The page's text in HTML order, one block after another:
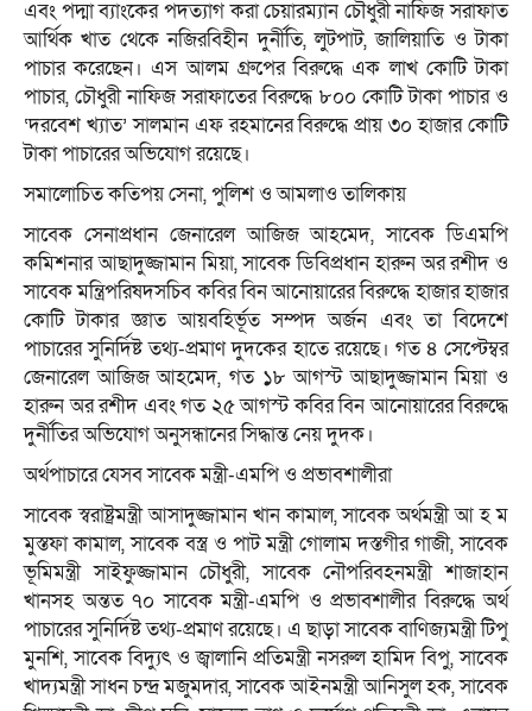
এবং পদ্মা ব্যাংকের পদত্যাগ করা চেয়ারম্যান চৌধুরী নাফিজ সরাফাত
আর্থিক খাত থেকে নজিরবিহীন দুর্নীতি, লুটপাট, জালিয়াতি ও টাকা
পাচার করেছেন। এস আলম গ্রুপের বিরুদ্ধে এক লাখ কোটি টাকা
পাচার, চৌধুরী নাফিজ সরাফাতের বিরুদ্ধে ৮০০ কোটি টাকা পাচার ও
‘দরবেশ খ্যাত’ সালমান এফ রহমানের বিরুদ্ধে প্রায় ৩০ হাজার কোটি
টাকা পাচারের অভিযোগ রয়েছে।
সমালোচিত কতিপয় সেনা, পুলিশ ও আমলাও তালিকায়
সাবেক সেনাপ্রধান জেনারেল আজিজ আহমেদ, সাবেক ডিএমপি
কমিশনার আছাদুজ্জামান মিয়া, সাবেক ডিবিপ্রধান হারুন অর রশীদ ও
সাবেক মন্ত্রিপরিষদসচিব কবির বিন আনোয়ারের বিরুদ্ধে হাজার হাজার
কোটি টাকার জ্ঞাত আয়বহির্ভূত সম্পদ অর্জন এবং তা বিদেশে
পাচারের সুনির্দিষ্ট তথ্য-প্রমাণ দুদকের হাতে রয়েছে। গত ৪ সেপ্টেম্বর
জেনারেল আজিজ আহমেদ, গত ১৮ আগস্ট আছাদুজ্জামান মিয়া ও
হারুন অর রশীদ এবং গত ২৫ আগস্ট কবির বিন আনোয়ারের বিরুদ্ধে
দুর্নীতির অভিযোগ অনুসন্ধানের সিদ্ধান্ত নেয় দুদক।
অর্থপাচারে যেসব সাবেক মন্ত্রী-এমপি ও প্রভাবশালীরা
সাবেক স্বরাষ্ট্রমন্ত্রী আসাদুজ্জামান খান কামাল, সাবেক অর্থমন্ত্রী আ হ ম
মুস্তফা কামাল, সাবেক বস্ত্র ও পাট মন্ত্রী গোলাম দস্তগীর গাজী, সাবেক
ভূমিমন্ত্রী সাইফুজ্জামান চৌধুরী, সাবেক নৌপরিবহনমন্ত্রী শাজাহান
খানসহ অন্তত ৭০ সাবেক মন্ত্রী-এমপি ও প্রভাবশালীর বিরুদ্ধে অর্থ
পাচারের সুনির্দিষ্ট তথ্য-প্রমাণ রয়েছে। এ ছাড়া সাবেক বাণিজ্যমন্ত্রী টিপু
মুনশি, সাবেক বিদ্যুৎ ও জ্বালানি প্রতিমন্ত্রী নসরুল হামিদ বিপু, সাবেক
খাদ্যমন্ত্রী সাধন চন্দ্র মজুমদার, সাবেক আইনমন্ত্রী আনিসুল হক, সাবেক